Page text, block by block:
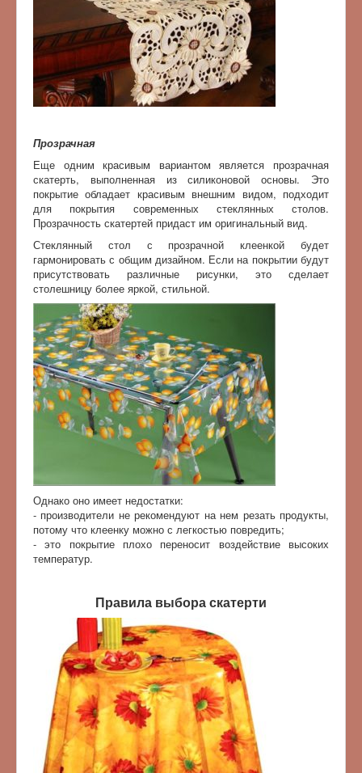
Прозрачная
Еще одним красивым вариантом является прозрачная
скатерть, выполненная из силиконовой основы. Это
покрытие обладает красивым внешним видом, подходит
для покрытия современных стеклянных столов.
Прозрачность скатертей придаст им оригинальный вид.
Стеклянный стол с прозрачной клеенкой будет
гармонировать с общим дизайном. Если на покрытии будут
присутствовать различные рисунки, это сделает
столешницу более яркой, стильной.
Однако оно имеет недостатки:
- производители не рекомендуют на нем резать продукты,
потому что клеенку можно с легкостью повредить;
- это покрытие плохо переносит воздействие высоких
температур.
Правила выбора скатерти